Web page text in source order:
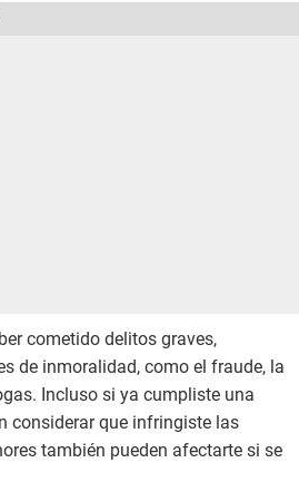
cometido delitos graves,
de inmoralidad, como el fraude, la
Incluso si ya cumpliste una
considerar que infringiste las
también pueden afectarte si se